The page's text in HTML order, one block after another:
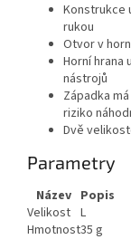
Konstrukce
rukou
Otvor v
Horní hrana
nástrojů
Západka
riziko
Dvě
Parametry
Název Popis
Velikost L
Hmotnost35 g